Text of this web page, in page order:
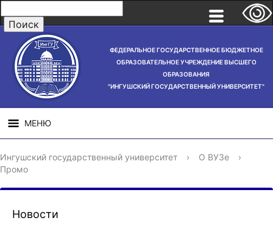
ФЕДЕРАЛЬНОЕ ГОСУДАРСТВЕННОЕ БЮДЖЕТНОЕ
ОБРАЗОВАТЕЛЬНОЕ УЧРЕЖДЕНИЕ ВЫСШЕГО
ОБРАЗОВАНИЯ
"ИНГУШСКИЙ ГОСУДАРСТВЕННЫЙ УНИВЕРСИТЕТ"
МЕНЮ
СВЕДЕНИЯ ОБ
ОБРАЗОВАТЕЛЬНОЙ
НАУЧНАЯ
ДЕЯТЕЛЬНОСТЬ
Ингушский государственный университет › О ВУЗе
›
Промо
Новости